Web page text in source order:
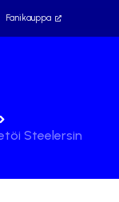
Fanikauppa
Steelersin